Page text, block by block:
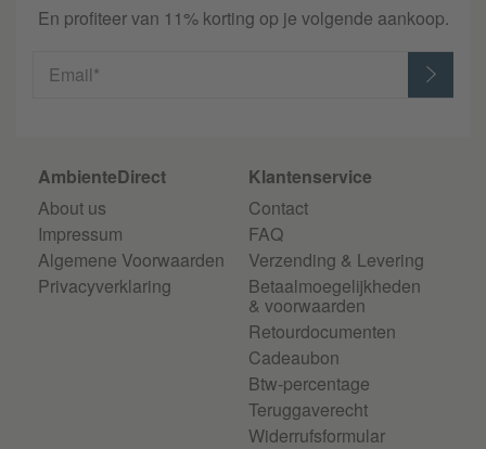
En profiteer van 11% korting op je volgende aankoop.
Email*
AmbienteDirect
About us
Impressum
Algemene Voorwaarden
Privacyverklaring
Klantenservice
Contact
FAQ
Verzending & Levering
Betaalmoegelijkheden
& voorwaarden
Retourdocumenten
Cadeaubon
Btw-percentage
Teruggaverecht
Widerrufsformular